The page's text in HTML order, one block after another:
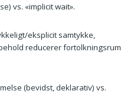
vs. «implicit wait».
eksplicit samtykke,
reducerer fortolkningsrum
(bevidst, deklarativ) vs.